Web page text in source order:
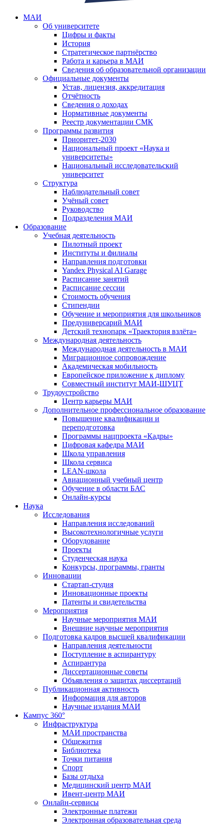
МАИ
Об университете
Цифры и факты
История
Стратегическое партнёрство
Работа и карьера в МАИ
Сведения об образовательной организации
Официальные документы
Устав, лицензия, аккредитация
Отчётность
Сведения о доходах
Нормативные документы
Реестр документации СМК
Программы развития
Приоритет-2030
Национальный проект «Наука и
университеты»
Национальный исследовательский
университет
Структура
Наблюдательный совет
Учёный совет
Руководство
Подразделения МАИ
Образование
Учебная деятельность
Пилотный проект
Институты и филиалы
Направления подготовки
Yandex Physical AI Garage
Расписание занятий
Расписание сессии
Стоимость обучения
Стипендии
Обучение и мероприятия для школьников
Предуниверсарий МАИ
Детский технопарк «Траектория взлёта»
Международная деятельность
Международная деятельность в МАИ
Миграционное сопровождение
Академическая мобильность
Европейское приложение к диплому
Совместный институт МАИ-ШУЦТ
Трудоустройство
Центр карьеры МАИ
Дополнительное профессиональное образование
Повышение квалификации и
переподготовка
Программы нацпроекта «Кадры»
Цифровая кафедра МАИ
Школа управления
Школа сервиса
LEAN-школа
Авиационный учебный центр
Обучение в области БАС
Онлайн-курсы
Наука
Исследования
Направления исследований
Высокотехнологичные услуги
Оборудование
Проекты
Студенческая наука
Конкурсы, программы, гранты
Инновации
Стартап-студия
Инновационные проекты
Патенты и свидетельства
Мероприятия
Научные мероприятия МАИ
Внешние научные мероприятия
Подготовка кадров высшей квалификации
Направления деятельности
Поступление в аспирантуру
Аспирантура
Диссертационные советы
Объявления о защитах диссертаций
Публикационная активность
Информация для авторов
Научные издания МАИ
Кампус 360°
Инфраструктура
МАИ пространства
Общежития
Библиотека
Точки питания
Спорт
Базы отдыха
Медицинский центр МАИ
Ивент-центр МАИ
Онлайн-сервисы
Электронные платежи
Электронная образовательная среда